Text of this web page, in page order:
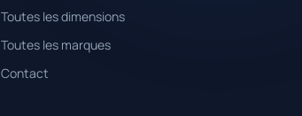
Toutes les dimensions
Toutes les marques
Contact